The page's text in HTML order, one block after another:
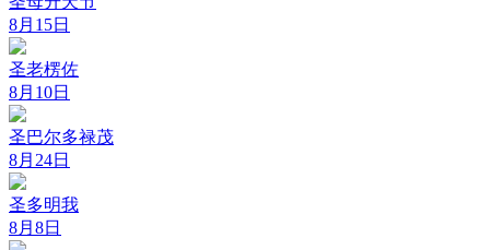
8月15日
圣老楞佐
8月10日
圣巴尔多禄茂
8月24日
圣多明我
8月8日